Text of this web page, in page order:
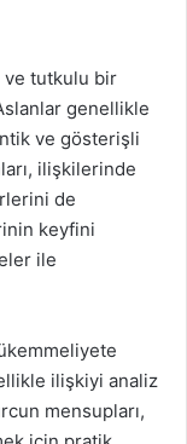
ve tutkulu bir
genellikle
ve gösterişli
ilişkilerinde
de
keyfini
ile
ilişkiyi analiz
mensupları,